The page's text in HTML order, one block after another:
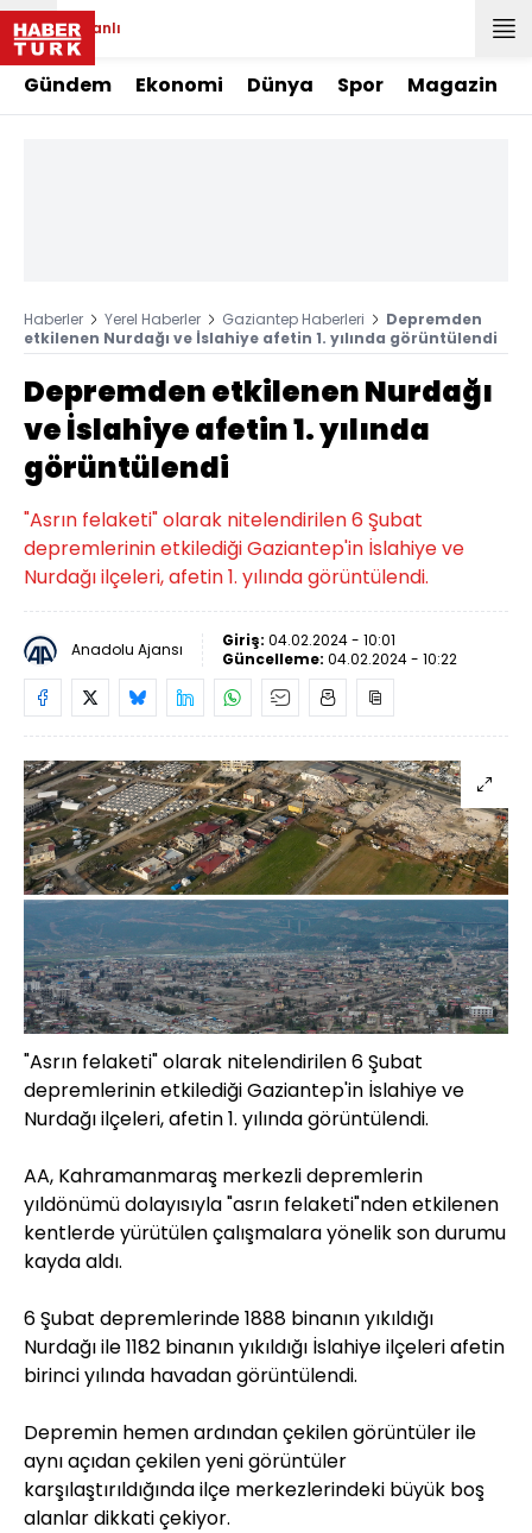
Canlı
Gündem Ekonomi Dünya Spor Magazin
Haberler Yerel Haberler Gaziantep Haberleri
Depremden
etkilenen Nurdağı ve İslahiye afetin 1. yılında görüntülendi
Depremden etkilenen Nurdağı
ve İslahiye afetin 1. yılında
görüntülendi
"Asrın felaketi" olarak nitelendirilen 6 Şubat
depremlerinin etkilediği Gaziantep'in İslahiye ve
Nurdağı ilçeleri, afetin 1. yılında görüntülendi.
Anadolu Ajansı Giriş: 04.02.2024 - 10:01
Güncelleme: 04.02.2024 - 10:22
"Asrın felaketi" olarak nitelendirilen 6 Şubat
depremlerinin etkilediği Gaziantep'in İslahiye ve
Nurdağı ilçeleri, afetin 1. yılında görüntülendi.
AA, Kahramanmaraş merkezli depremlerin
yıldönümü dolayısıyla "asrın felaketi"nden etkilenen
kentlerde yürütülen çalışmalara yönelik son durumu
kayda aldı.
6 Şubat depremlerinde 1888 binanın yıkıldığı
Nurdağı ile 1182 binanın yıkıldığı İslahiye ilçeleri afetin
birinci yılında havadan görüntülendi.
Depremin hemen ardından çekilen görüntüler ile
aynı açıdan çekilen yeni görüntüler
karşılaştırıldığında ilçe merkezlerindeki büyük boş
alanlar dikkati çekiyor.